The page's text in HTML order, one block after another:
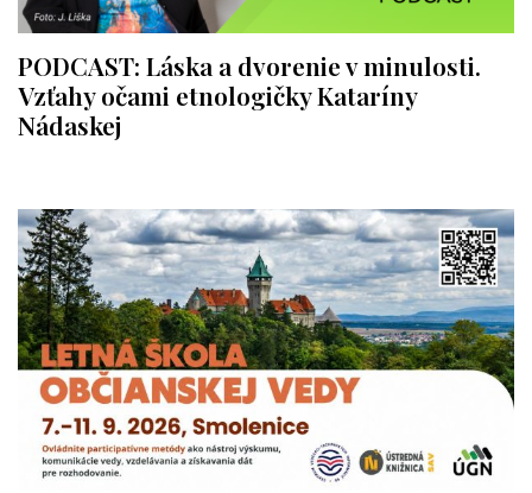
PODCAST: Láska a dvorenie v minulosti.
Vzťahy očami etnologičky Kataríny
Nádaskej